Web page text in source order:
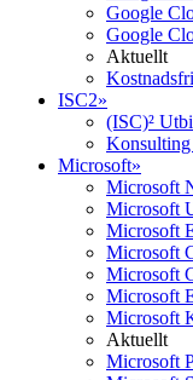
Google
Google
Aktuellt
ISC2»
(ISC)²
Konsulting
Microsoft»
Microsoft
Microsoft
Microsoft
Microsoft
Microsoft
Microsoft
Microsoft
Aktuellt
Microsoft